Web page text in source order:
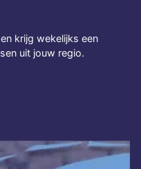
krijg wekelijks een
uit jouw regio.